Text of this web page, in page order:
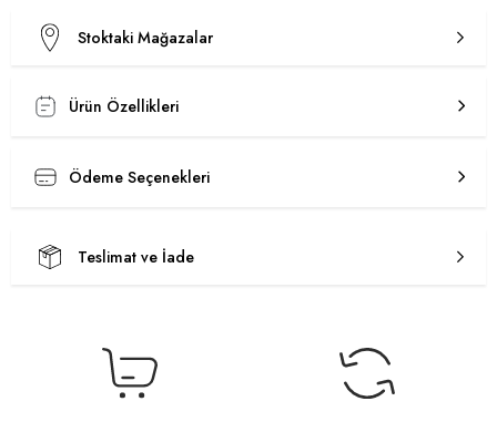
Stoktaki Mağazalar
Ürün Özellikleri
Ödeme Seçenekleri
Teslimat ve İade